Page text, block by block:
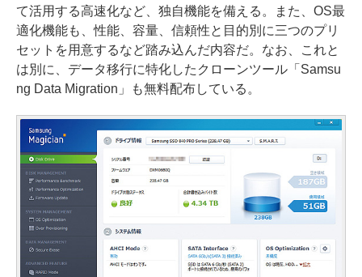
て活用する高速化など、独自機能を備える。また、OS最
適化機能も、性能、容量、信頼性と目的別に三つのプリ
セットを用意するなど踏み込んだ内容だ。なお、これと
は別に、データ移行に特化したクローンツール「Samsu
ng Data Migration」も無料配布している。